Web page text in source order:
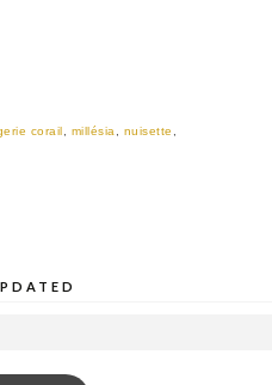
corail , millésia, nuisette ,